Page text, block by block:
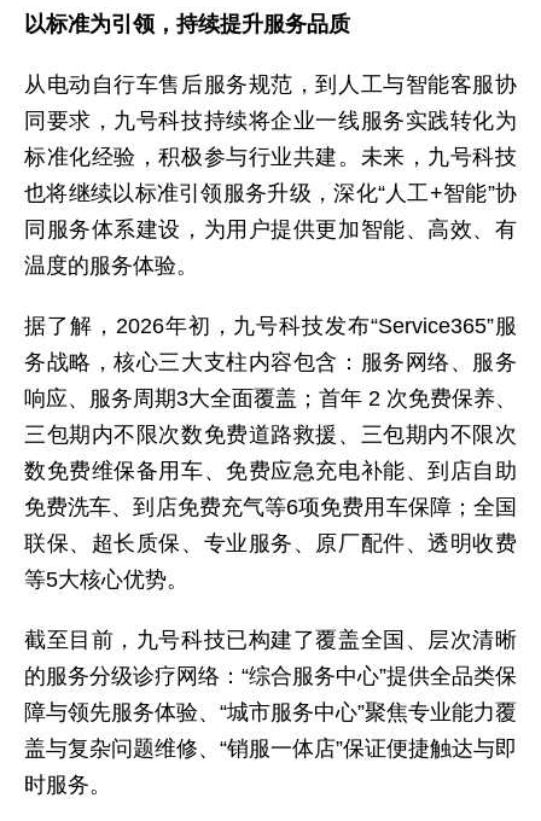
以标准为引领，持续提升服务品质
从电动自行车售后服务规范，到人工与智能客服协
同要求，九号科技持续将企业一线服务实践转化为
标准化经验，积极参与行业共建。未来，九号科技
也将继续以标准引领服务升级，深化“人工+智能”协
同服务体系建设，为用户提供更加智能、高效、有
温度的服务体验。
据了解，2026年初，九号科技发布“Service365”服
务战略，核心三大支柱内容包含：服务网络、服务
响应、服务周期3大全面覆盖；首年 2 次免费保养、
三包期内不限次数免费道路救援、三包期内不限次
数免费维保备用车、免费应急充电补能、到店自助
免费洗车、到店免费充气等6项免费用车保障；全国
联保、超长质保、专业服务、原厂配件、透明收费
等5大核心优势。
截至目前，九号科技已构建了覆盖全国、层次清晰
的服务分级诊疗网络：“综合服务中心”提供全品类保
障与领先服务体验、“城市服务中心”聚焦专业能力覆
盖与复杂问题维修、“销服一体店”保证便捷触达与即
时服务。